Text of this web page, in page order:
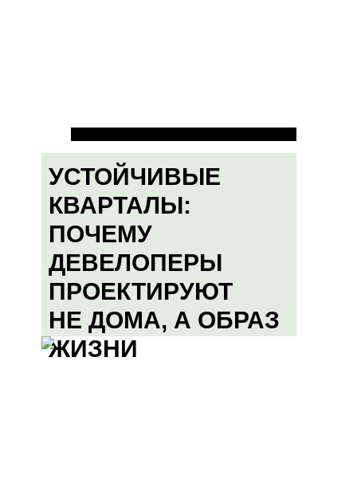
УСТОЙЧИВЫЕ
КВАРТАЛЫ:
ПОЧЕМУ
ДЕВЕЛОПЕРЫ
ПРОЕКТИРУЮТ
НЕ ДОМА, А ОБРАЗ
ЖИЗНИ